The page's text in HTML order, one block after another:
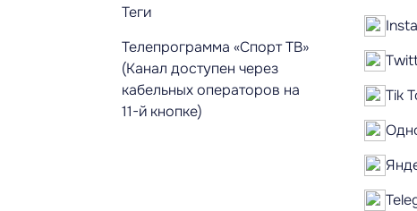
Теги
Телепрограмма «Спорт ТВ»
(Канал доступен через
кабельных операторов на
11-й кнопке)
Tik